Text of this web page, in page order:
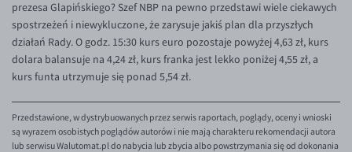
prezesa Glapińskiego? Szef NBP na pewno przedstawi wiele ciekawych
spostrzeżeń i niewykluczone, że zarysuje jakiś plan dla przyszłych
działań Rady. O godz. 15:30 kurs euro pozostaje powyżej 4,63 zł, kurs
dolara balansuje na 4,24 zł, kurs franka jest lekko poniżej 4,55 zł, a
kurs funta utrzymuje się ponad 5,54 zł.
Przedstawione, w dystrybuowanych przez serwis raportach, poglądy, oceny i wnioski
są wyrazem osobistych poglądów autorów i nie mają charakteru rekomendacji autora
lub serwisu Walutomat.pl do nabycia lub zbycia albo powstrzymania się od dokonania